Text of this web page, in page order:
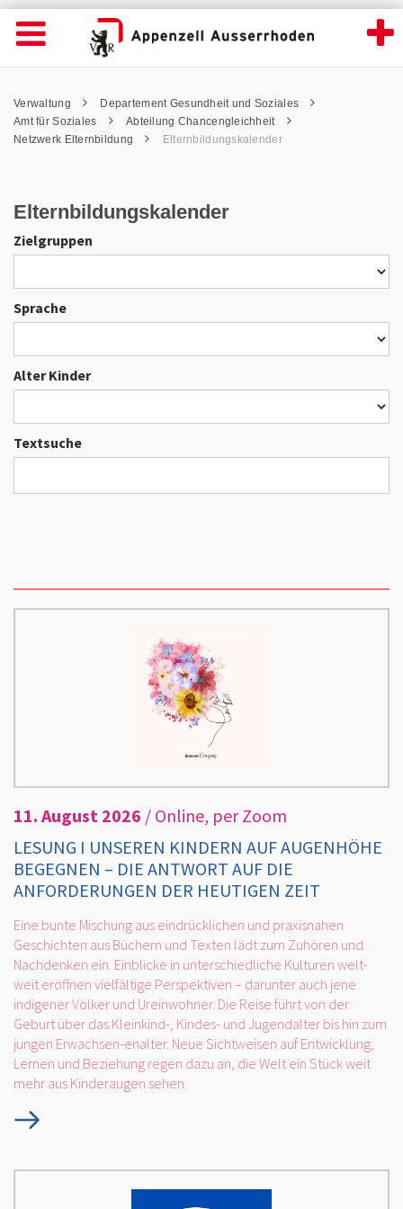
Elternbildungskalender - Appenzell
Wichtige
Seiten
Home
Inhalt
Kontakt
Sitemap
Navigation öffnen
Inhalt
Pfadnavigation
Verwaltung
Departement Gesundheit und Soziales
Amt für Soziales
Abteilung Chancengleichheit
Netzwerk Elternbildung
Elternbildungskalender
Elternbildungskalender